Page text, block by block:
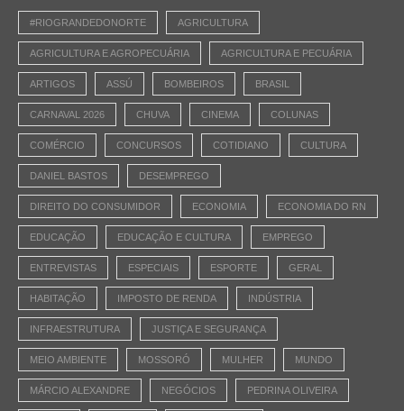
#RIOGRANDEDONORTE AGRICULTURA
AGRICULTURA E AGROPECUÁRIA AGRICULTURA E PECUÁRIA
ARTIGOS ASSÚ BOMBEIROS BRASIL
CARNAVAL 2026 CHUVA CINEMA COLUNAS
COMÉRCIO CONCURSOS COTIDIANO CULTURA
DANIEL BASTOS DESEMPREGO
DIREITO DO CONSUMIDOR ECONOMIA ECONOMIA DO RN
EDUCAÇÃO EDUCAÇÃO E CULTURA EMPREGO
ENTREVISTAS ESPECIAIS ESPORTE GERAL
HABITAÇÃO IMPOSTO DE RENDA INDÚSTRIA
INFRAESTRUTURA JUSTIÇA E SEGURANÇA
MEIO AMBIENTE MOSSORÓ MULHER MUNDO
MÁRCIO ALEXANDRE NEGÓCIOS PEDRINA OLIVEIRA